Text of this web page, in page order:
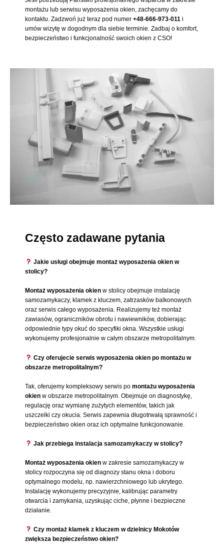
montażu lub serwisu wyposażenia okien, zachęcamy do
kontaktu. Zadzwoń już teraz pod numer +48-666-973-011 i
umów wizytę w dogodnym dla siebie terminie. Zadbaj o komfort,
bezpieczeństwo i funkcjonalność swoich okien z CSO!
Często zadawane pytania
Jakie usługi obejmuje montaż wyposażenia okien w
stolicy?
Montaż wyposażenia okien w stolicy obejmuje instalację
samozamykaczy, klamek z kluczem, zatrzasków balkonowych
oraz serwis całego wyposażenia. Realizujemy też montaż
zawiasów, ograniczników obrotu i nawiewników, dobierając
odpowiednie typy okuć do specyfiki okna. Wszystkie usługi
wykonujemy profesjonalnie w całym obszarze metropolitalnym.
Czy oferujecie serwis wyposażenia okien po montażu w
obszarze metropolitalnym?
Tak, oferujemy kompleksowy serwis po montażu wyposażenia
okien w obszarze metropolitalnym. Obejmuje on diagnostykę,
regulację oraz wymianę zużytych elementów, takich jak
uszczelki czy okucia. Serwis zapewnia długotrwałą sprawność i
bezpieczeństwo okien oraz ich optymalne funkcjonowanie.
Jak przebiega instalacja samozamykaczy w stolicy?
Montaż wyposażenia okien w zakresie samozamykaczy w
stolicy rozpoczyna się od diagnozy stanu okna i doboru
optymalnego modelu, np. nawierzchniowego lub ukrytego.
Instalację wykonujemy precyzyjnie, kalibrując parametry
otwarcia i zamykania, uzyskując ciche, płynne i bezpieczne
działanie.
Czy montaż klamek z kluczem w dzielnicy Mokotów
zwiększa bezpieczeństwo okien?